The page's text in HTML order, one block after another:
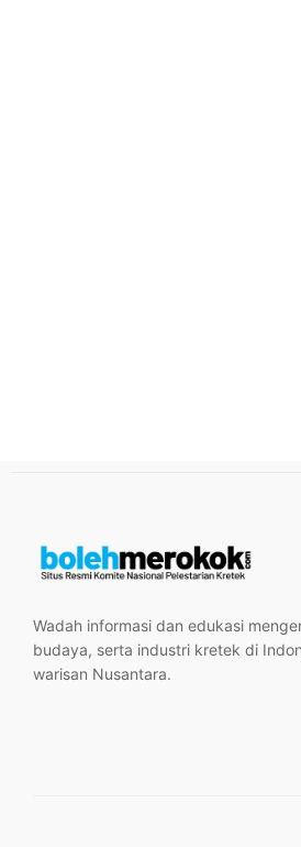
Wadah informasi dan edukasi
budaya, serta industri kretek di
warisan Nusantara.